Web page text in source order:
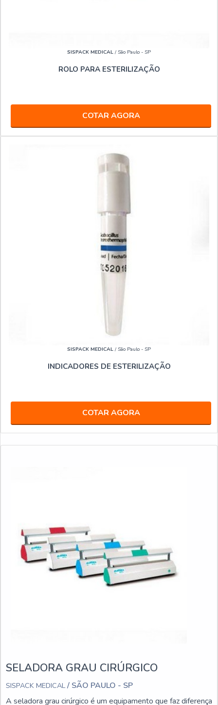
SISPACK MEDICAL / São Paulo - SP
ROLO PARA ESTERILIZAÇÃO
COTAR AGORA
SISPACK MEDICAL / São Paulo - SP
INDICADORES DE ESTERILIZAÇÃO
COTAR AGORA
SELADORA GRAU CIRÚRGICO
SISPACK MEDICAL / SÃO PAULO - SP
A seladora grau cirúrgico é um equipamento que faz diferença